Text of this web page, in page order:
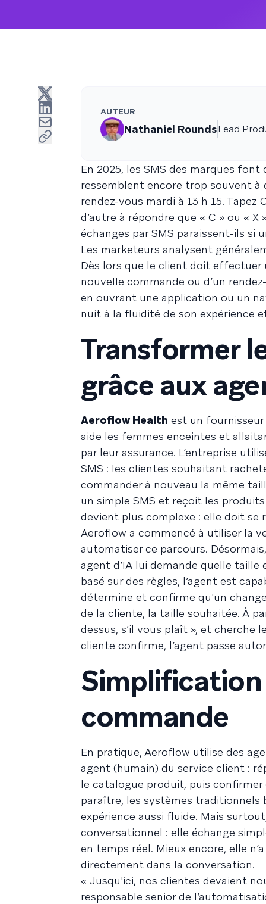
AUTEUR
Nathaniel RoundsLead
En 2025, les SMS des marques
ressemblent encore trop souvent à
rendez-vous mardi à 13 h 15. Tapez
d’autre à répondre que « C » ou «
échanges par SMS paraissent-ils si
Les marketeurs analysent
Dès lors que le client doit effectuer
nouvelle commande ou d’un
en ouvrant une application ou un
nuit à la fluidité de son expérience
Transformer
grâce aux
Aeroflow Health est un
aide les femmes enceintes et
par leur assurance. L’entreprise
SMS : les clientes souhaitant
commander à nouveau la même
un simple SMS et reçoit les
devient plus complexe : elle doit se
Aeroflow a commencé à utiliser la
automatiser ce parcours.
agent d’IA lui demande quelle
basé sur des règles, l’agent est
détermine et confirme qu'un
de la cliente, la taille souhaitée. À
dessus, s’il vous plaît », et cherche
cliente confirme, l’agent passe
commande
En pratique, Aeroflow utilise des
agent (humain) du service client :
le catalogue produit, puis confirmer
paraître, les systèmes traditionnels
expérience aussi fluide. Mais
conversationnel : elle échange
en temps réel. Mieux encore, elle
directement dans la conversation.
« Jusqu'ici, nos clientes devaient
responsable senior de